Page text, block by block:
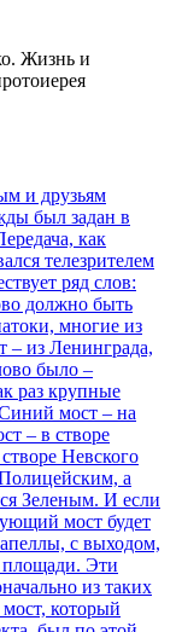
Жизнь и
и друзьям
был задан в
как
телезрителем
ряд слов:
должно быть
многие из
– из Ленинграда,
было –
раз крупные
мост – на
– в створе
Невского
а
Зеленым. И если
мост будет
с выходом,
Эти
из таких
который